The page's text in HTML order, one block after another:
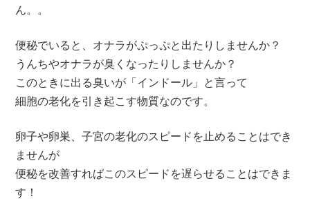
ん。。
便秘でいると、オナラがぷっぷと出たりしませんか？
うんちやオナラが臭くなったりしませんか？
このときに出る臭いが「インドール」と言って
細胞の老化を引き起こす物質なのです。
卵子や卵巣、子宮の老化のスピードを止めることはでき
ませんが
便秘を改善すればこのスピードを遅らせることはできま
す！